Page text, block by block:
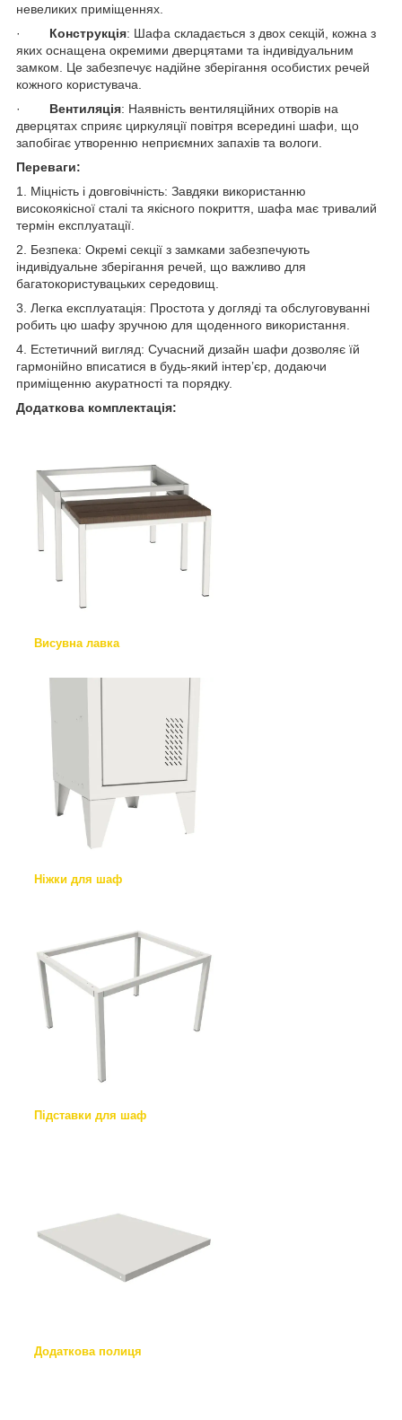
невеликих приміщеннях.
· Конструкція: Шафа складається з двох секцій, кожна з
яких оснащена окремими дверцятами та індивідуальним
замком. Це забезпечує надійне зберігання особистих речей
кожного користувача.
· Вентиляція: Наявність вентиляційних отворів на
дверцятах сприяє циркуляції повітря всередині шафи, що
запобігає утворенню неприємних запахів та вологи.
Переваги:
1. Міцність і довговічність: Завдяки використанню
високоякісної сталі та якісного покриття, шафа має тривалий
термін експлуатації.
2. Безпека: Окремі секції з замками забезпечують
індивідуальне зберігання речей, що важливо для
багатокористувацьких середовищ.
3. Легка експлуатація: Простота у догляді та обслуговуванні
робить цю шафу зручною для щоденного використання.
4. Естетичний вигляд: Сучасний дизайн шафи дозволяє їй
гармонійно вписатися в будь-який інтер’єр, додаючи
приміщенню акуратності та порядку.
Додаткова комплектація:
Висувна лавка
Ніжки для шаф
Підставки для шаф
Додаткова полиця